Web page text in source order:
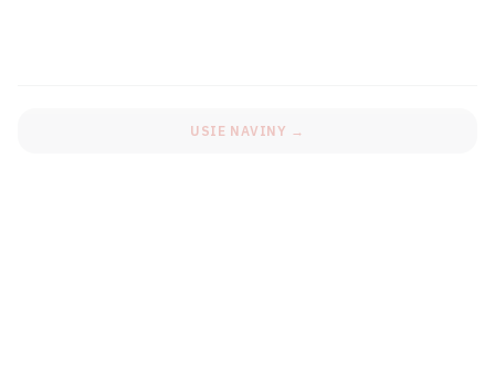
USIE NAVINY →